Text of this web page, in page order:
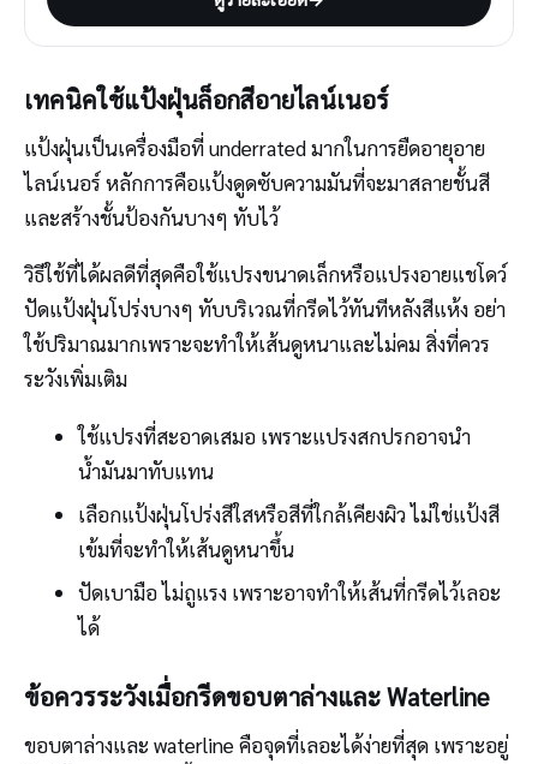
เทคนิคใช้แป้งฝุ่นล็อกสีอายไลน์เนอร์
แป้งฝุ่นเป็นเครื่องมือที่ underrated มากในการยืดอายุอาย
ไลน์เนอร์ หลักการคือแป้งดูดซับความมันที่จะมาสลายชั้นสี
และสร้างชั้นป้องกันบางๆ ทับไว้
วิธีใช้ที่ได้ผลดีที่สุดคือใช้แปรงขนาดเล็กหรือแปรงอายแชโดว์
ปัดแป้งฝุ่นโปร่งบางๆ ทับบริเวณที่กรีดไว้ทันทีหลังสีแห้ง อย่า
ใช้ปริมาณมากเพราะจะทำให้เส้นดูหนาและไม่คม สิ่งที่ควร
ระวังเพิ่มเติม
ใช้แปรงที่สะอาดเสมอ เพราะแปรงสกปรกอาจนำ
น้ำมันมาทับแทน
เลือกแป้งฝุ่นโปร่งสีใสหรือสีที่ใกล้เคียงผิว ไม่ใช่แป้งสี
เข้มที่จะทำให้เส้นดูหนาขึ้น
ปัดเบามือ ไม่ถูแรง เพราะอาจทำให้เส้นที่กรีดไว้เลอะ
ได้
ข้อควรระวังเมื่อกรีดขอบตาล่างและ Waterline
ขอบตาล่างและ waterline คือจุดที่เลอะได้ง่ายที่สุด เพราะอยู่